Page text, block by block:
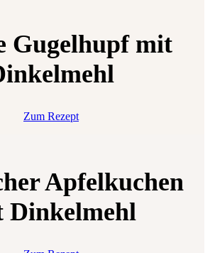
Gugelhupf mit
Zum Rezept
Apfelkuchen
Dinkelmehl